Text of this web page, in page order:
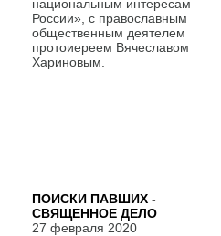
национальным интересам
России», с православным
общественным деятелем
протоиереем Вячеславом
Хариновым.
ПОИСКИ ПАВШИХ -
СВЯЩЕННОЕ ДЕЛО
27 февраля 2020